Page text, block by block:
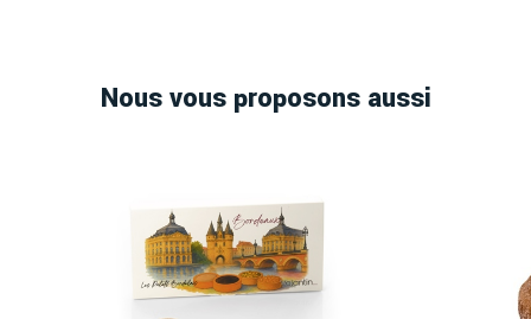
Nous vous proposons aussi